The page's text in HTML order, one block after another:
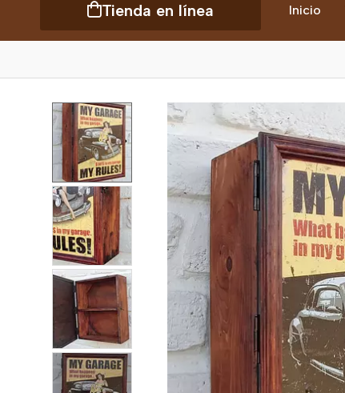
Tienda en línea Inicio